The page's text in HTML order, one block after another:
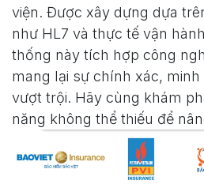
viện. Được xây dựng dựa
như HL7 và thực tế vận
thống này tích hợp công
mang lại sự chính xác, minh
vượt trội. Hãy cùng khám
năng không thể thiếu để